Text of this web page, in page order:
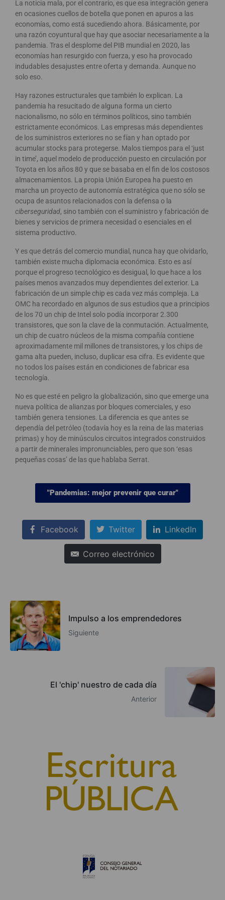
La noticia mala, por el contrario, es que esa integración genera
en ocasiones cuellos de botella que ponen en apuros a las
economías, como está sucediendo ahora. Básicamente, por
una razón coyuntural que hay que asociar necesariamente a la
pandemia. Tras el desplome del PIB mundial en 2020, las
economías han resurgido con fuerza, y eso ha provocado
indudables desajustes entre oferta y demanda. Aunque no
solo eso.
Hay razones estructurales que también lo explican. La
pandemia ha resucitado de alguna forma un cierto
nacionalismo, no sólo en términos políticos, sino también
estrictamente económicos. Las empresas más dependientes
de los suministros exteriores no se fían y han optado por
acumular stocks para protegerse. Malos tiempos para el ‘just
in time’, aquel modelo de producción puesto en circulación por
Toyota en los años 80 y que se basaba en el fin de los costosos
almacenamientos. La propia Unión Europea ha puesto en
marcha un proyecto de autonomía estratégica que no sólo se
ocupa de asuntos relacionados con la defensa o la
ciberseguridad, sino también con el suministro y fabricación de
bienes y servicios de primera necesidad o esenciales en el
sistema productivo.
Y es que detrás del comercio mundial, nunca hay que olvidarlo,
también existe mucha diplomacia económica. Esto es así
porque el progreso tecnológico es desigual, lo que hace a los
países menos avanzados muy dependientes del exterior. La
fabricación de un simple chip es cada vez más compleja. La
OMC ha recordado en algunos de sus estudios que a principios
de los 70 un chip de Intel solo podía incorporar 2.300
transistores, que son la clave de la conmutación. Actualmente,
un chip de cuatro núcleos de la misma compañía contiene
aproximadamente mil millones de transistores, y los chips de
gama alta pueden, incluso, duplicar esa cifra. Es evidente que
no todos los países están en condiciones de fabricar esa
tecnología.
No es que esté en peligro la globalización, sino que emerge una
nueva política de alianzas por bloques comerciales, y eso
también genera tensiones. La diferencia es que antes se
dependía del petróleo (todavía hoy es la reina de las materias
primas) y hoy de minúsculos circuitos integrados construidos
a partir de minerales impronunciables, pero que son ‘esas
pequeñas cosas’ de las que hablaba Serrat.
"Pandemias: mejor prevenir que curar"
Facebook Twitter LinkedIn
Correo electrónico
Impulso a los emprendedores
Siguiente
El 'chip' nuestro de cada día
Anterior